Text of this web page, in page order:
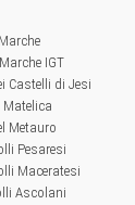
IGT
Castelli di Jesi
Metauro
Pesaresi
Maceratesi
Ascolani